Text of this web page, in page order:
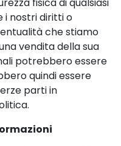
i nostri diritti o
che stiamo
vendita della sua
potrebbero essere
quindi essere
parti in